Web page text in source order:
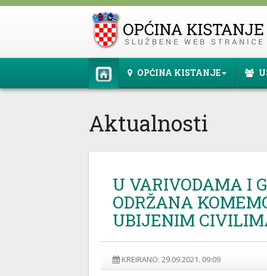
OPĆINA KISTANJE
Aktualnosti
U VARIVODAMA I
ODRŽANA
UBIJENIM
KREIRANO: 29.09.2021. 09:09